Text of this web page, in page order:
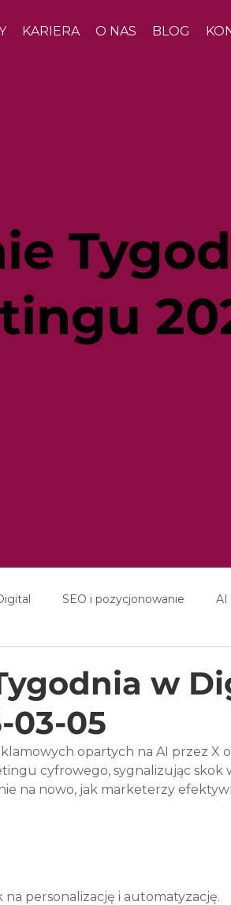
KARIERA O NAS BLOG
SEO i pozycjonowanie AI
w
03-05
opartych na AI przez X
cyfrowego, sygnalizując skok
na nowo, jak marketerzy
na personalizację i automatyzację.